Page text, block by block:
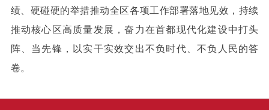
绩、硬碰硬的举措推动全区各项工作部署落地见效，持续
推动核心区高质量发展，奋力在首都现代化建设中打头
阵、当先锋，以实干实效交出不负时代、不负人民的答
卷。